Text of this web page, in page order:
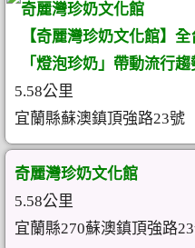
奇麗灣珍奶文化館
【奇麗灣珍奶文化館】
「燈泡珍奶」帶動流行趨
5.58公里
宜蘭縣蘇澳鎮頂強路23號
奇麗灣珍奶文化館
5.58公里
宜蘭縣270蘇澳鎮頂強路